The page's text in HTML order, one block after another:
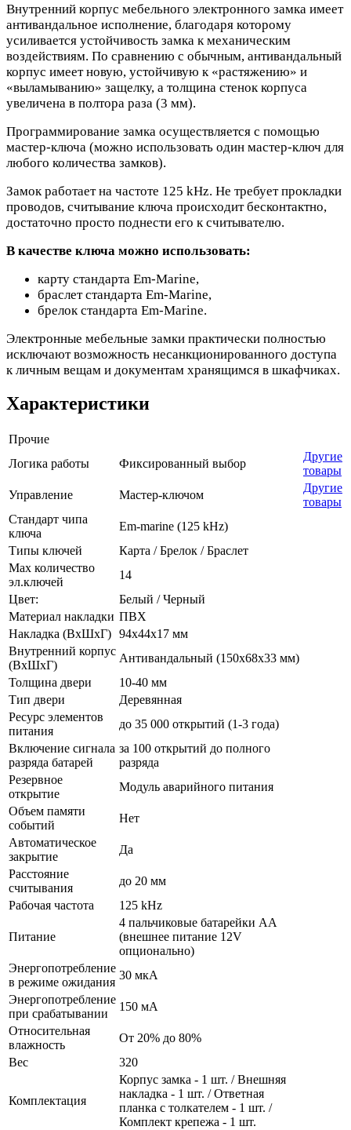
Внутренний корпус мебельного электронного замка имеет
антивандальное исполнение, благодаря которому
усиливается устойчивость замка к механическим
воздействиям. По сравнению с обычным, антивандальный
корпус имеет новую, устойчивую к «растяжению» и
«выламыванию» защелку, а толщина стенок корпуса
увеличена в полтора раза (3 мм).
Программирование замка осуществляется с помощью
мастер-ключа (можно использовать один мастер-ключ для
любого количества замков).
Замок работает на частоте 125 kHz. Не требует прокладки
проводов, считывание ключа происходит бесконтактно,
достаточно просто поднести его к считывателю.
В качестве ключа можно использовать:
карту стандарта Em-Marine,
браслет стандарта Em-Marine,
брелок стандарта Em-Marine.
Электронные мебельные замки практически полностью
исключают возможность несанкционированного доступа
к личным вещам и документам хранящимся в шкафчиках.
Характеристики
Прочие
Логика работы
Фиксированный выбор
Другие
товары
Управление
Мастер-ключом
Другие
товары
Стандарт чипа
ключа
Em-marine (125 kHz)
Типы ключей
Карта / Брелок / Браслет
Max количество
эл.ключей
14
Цвет:
Белый / Черный
Материал накладки ПВХ
Накладка (ВхШхГ) 94х44х17 мм
Внутренний корпус
(ВхШхГ)
Антивандальный (150х68х33 мм)
Толщина двери
10-40 мм
Тип двери
Деревянная
Ресурс элементов
питания
до 35 000 открытий (1-3 года)
Включение сигнала
разряда батарей
за 100 открытий до полного
разряда
Резервное
открытие
Модуль аварийного питания
Объем памяти
событий
Нет
Автоматическое
закрытие
Да
Расстояние
считывания
до 20 мм
Рабочая частота
125 kHz
Питание
4 пальчиковые батарейки AA
(внешнее питание 12V
опционально)
Энергопотребление
в режиме ожидания
30 мкА
Энергопотребление
при срабатывании
150 мА
Относительная
влажность
От 20% до 80%
Вес
320
Комплектация
Корпус замка - 1 шт. / Внешняя
накладка - 1 шт. / Ответная
планка с толкателем - 1 шт. /
Комплект крепежа - 1 шт.